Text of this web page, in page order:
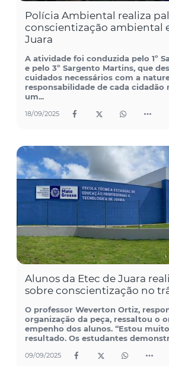
Polícia Ambiental realiza
conscientização ambiental
Juara
A atividade foi conduzida pelo 1º
e pelo 3º Sargento Martins, que
cuidados necessários com a
responsabilidade de cada cidadão
um...
18/09/2025
Alunos da Etec de Juara
sobre conscientização no
O professor Weverton Ortiz,
organização da peça, ressaltou o
empenho dos alunos. “Estou
resultado. Os estudantes
09/09/2025